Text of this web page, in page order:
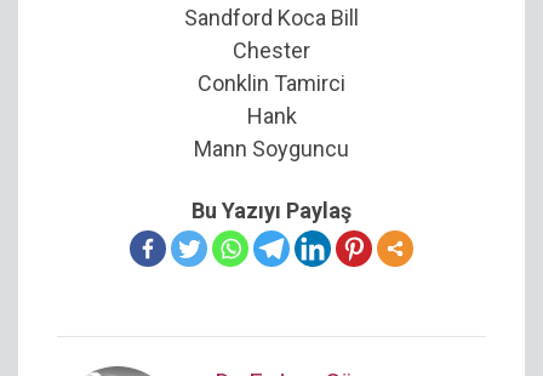
Sandford Koca Bill
Chester
Conklin Tamirci
Hank
Mann Soyguncu
Bu Yazıyı Paylaş